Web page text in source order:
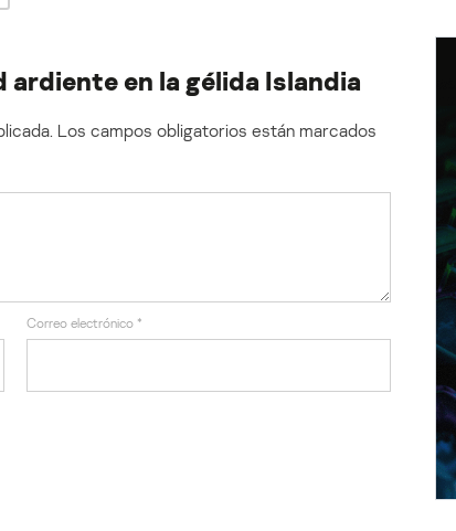
en la gélida Islandia
Los campos obligatorios están marcados
Correo electrónico *